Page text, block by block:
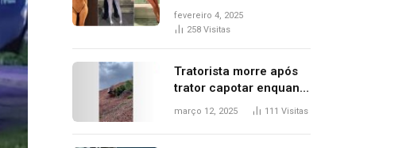
Censori, esposa de
Kanye West que
fevereiro 4, 2025
258 Visitas
Tratorista morre após
trator capotar enquanto
removia vegetação em
março 12, 2025 111 Visitas